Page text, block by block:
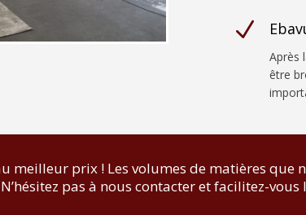
N
Après
être
meilleur prix ! Les volumes de matières
pas à nous contacter et facilitez-vous